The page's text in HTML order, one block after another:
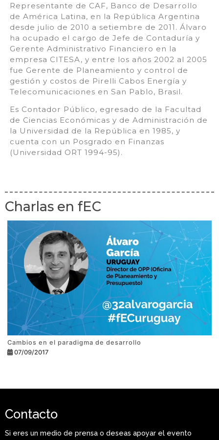
Representante de CAF, Banco de Desarrollo
de América Latina, en la República Argentina
desde julio de 2010 a setiembre de 2011. Álvaro
ha ocupado el cargo de Jefe de Contaduría y
Gerente Administrativo Financiero en la
empresa CITESA, y entre los años 2002 al 2005
fue Gerente de Planeamiento y control de
gestión y costos de Pirelli Cabos Energía y
Telecomunicaciones en San Pablo, Brasil.
Es Contador Público, egresado de la Facultad
de Ciencias Económicas y de Administración de
la Universidad de la República en 1985, y
cuenta con un Posgrado en Finanzas
(Universidad ORT 1994-95).
Charlas en fEC
Cambios en el paradigma de desarrollo
07/09/2017
Contacto
Si eres un medio de prensa o deseas apoyar el evento